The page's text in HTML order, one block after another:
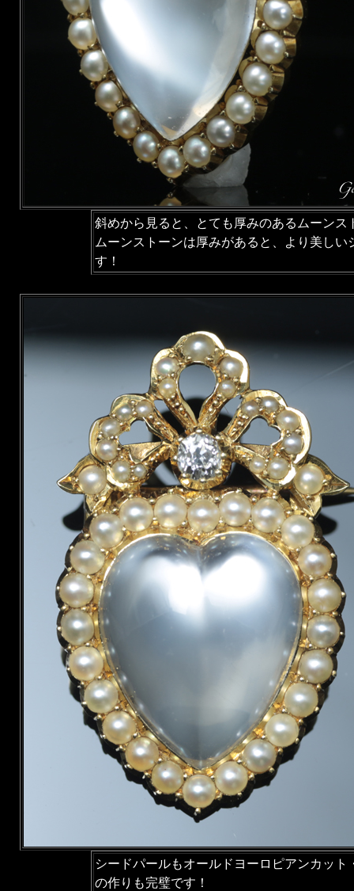
斜めから見ると、とても厚みのあるムーン
ムーンストーンは厚みがあると、より美し
す！
シードパールもオールドヨーロピアンカッ
の作りも完璧です！